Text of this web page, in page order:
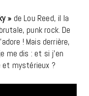
» de Lou Reed, il la
punk rock. De
! Mais derrière,
me dis : et si j’en
et mystérieux ?